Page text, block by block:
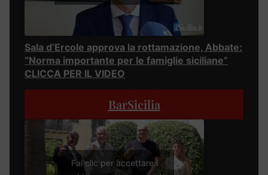
Sala d’Ercole approva la rottamazione, Abbate:
“Norma importante per le famiglie siciliane”
CLICCA PER IL VIDEO
BarSicilia
Fai clic per accettare i